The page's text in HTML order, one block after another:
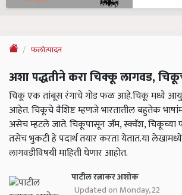
फलोत्पादन
अशा पद्धतीने करा चिक्कू लागवड,
चिकू एक तांबूस रंगाचे गोड फळ आहे.चिकू मध्ये
आहेत. चिकूचे वैशिष्ट म्हणजे भारतातील बहुतेक
असेच म्हटले जाते. चिकूपासून जॅम, स्क्वॅश, चिकूच्या
तसेच भुकटी हे पदार्थ तयार करता येतात.या
लागवडीविषयी माहिती घेणार आहोत.
पाटील रत्नाकर अशोक
Updated on Monday, 22